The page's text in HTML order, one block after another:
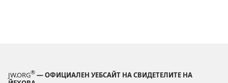
JW.ORG® — ОФИЦИАЛЕН УЕБСАЙТ НА СВИДЕТЕЛИТЕ НА